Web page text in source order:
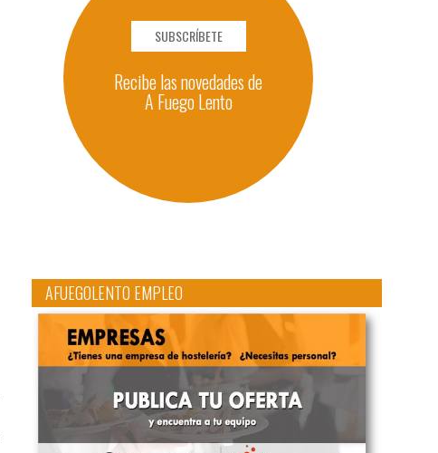
SUBSCRÍBETE
Recibe las novedades de
A Fuego Lento
AFUEGOLENTO EMPLEO